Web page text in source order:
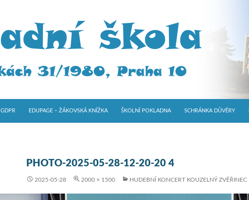
GDPR EDUPAGE – ŽÁKOVSKÁ KNÍŽKA ŠKOLNÍ POKLADNA SCHRÁNKA DŮVĚRY
PHOTO-2025-05-28-12-20-20 4
2025-05-28 2000 × 1500 HUDEBNÍ KONCERT KOUZELNÝ ZVĚŘINEC